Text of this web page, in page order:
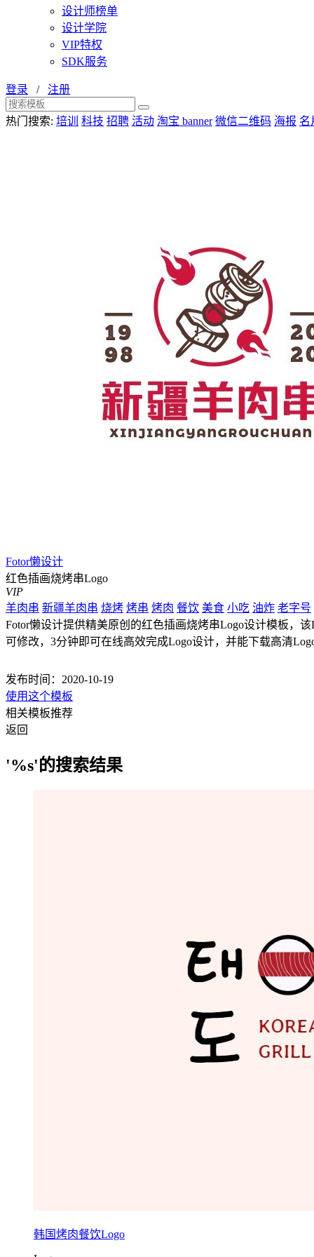
设计师榜单
设计学院
VIP特权
SDK服务
登录 / 注册
热门搜索: 培训 科技 招聘 活动 淘宝 banner 微信二维码 海报 名
Fotor懒设计
红色插画烧烤串Logo
VIP
羊肉串 新疆羊肉串 烧烤 烤串 烤肉 餐饮 美食 小吃 油炸 老字号
Fotor懒设计提供精美原创的红色插画烧烤串Logo设计模板，
可修改，3分钟即可在线高效完成Logo设计，并能下载高清
发布时间：2020-10-19
使用这个模板
相关模板推荐
返回
'%s'的搜索结果
韩国烤肉餐饮Logo